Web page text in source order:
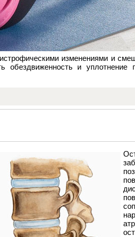
изменениями и
и уплотнение